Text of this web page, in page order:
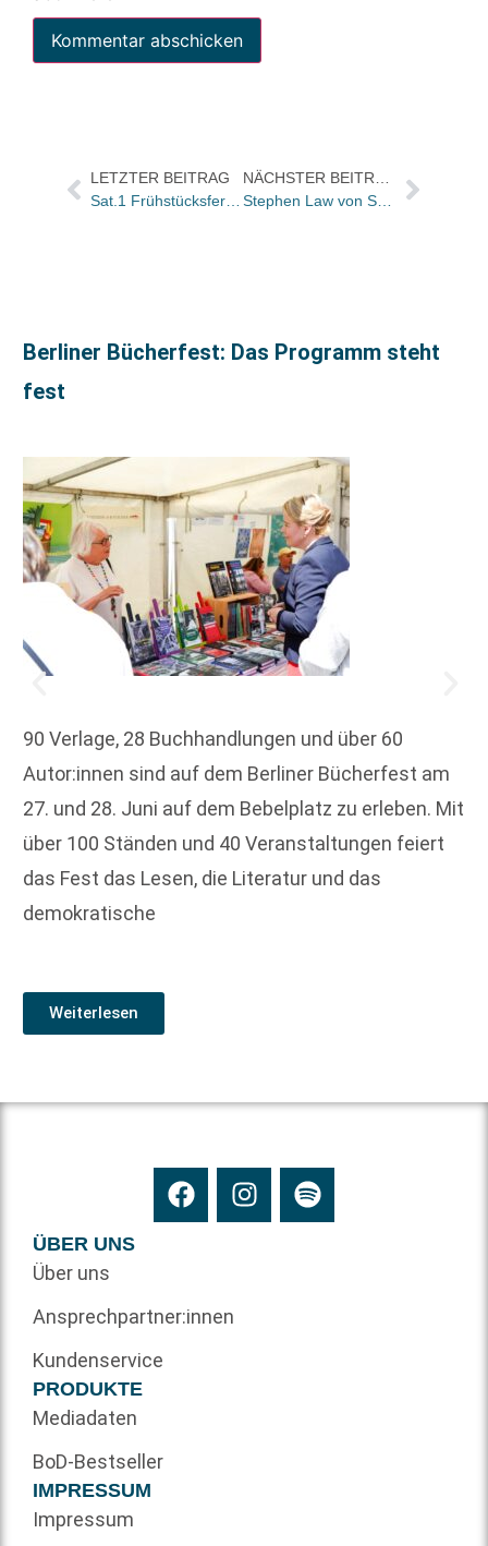
LETZTER BEITRAG
Sat.1 Frühstücksfernsehen: Buchtitel der Sendung von morgen
Berliner Bücherfest: Das Programm steht
fest
90 Verlage, 28 Buchhandlungen und über 60
Autor:innen sind auf dem Berliner Bücherfest am
27. und 28. Juni auf dem Bebelplatz zu erleben. Mit
über 100 Ständen und 40 Veranstaltungen feiert
das Fest das Lesen, die Literatur und das
demokratische
Weiterlesen
ÜBER UNS
Über uns
Ansprechpartner:innen
Kundenservice
PRODUKTE
Mediadaten
BoD-Bestseller
IMPRESSUM
Impressum